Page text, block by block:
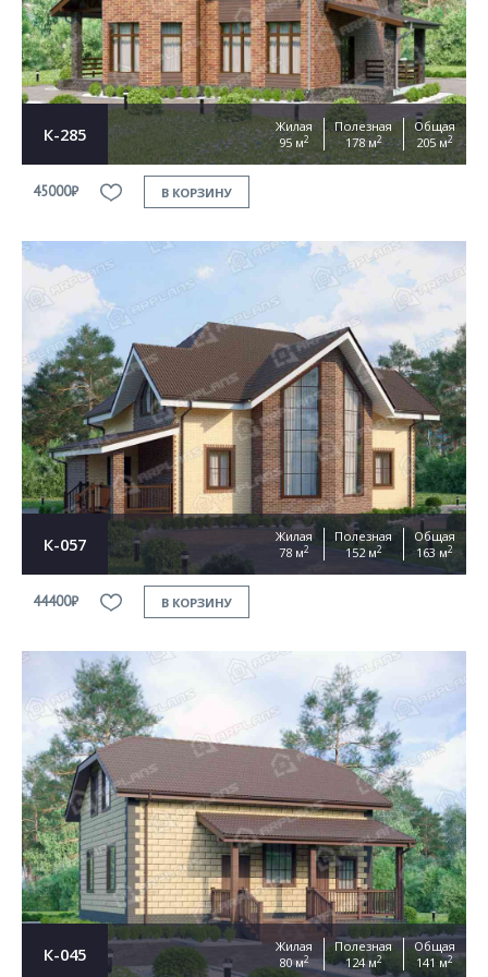
К-285
Жилая
95 м2
Полезная
178 м2
Общая
205 м2
45000₽ В КОРЗИНУ
К-057
Жилая
78 м2
Полезная
152 м2
Общая
163 м2
44400₽ В КОРЗИНУ
К-045
Жилая
80 м2
Полезная
124 м2
Общая
141 м2